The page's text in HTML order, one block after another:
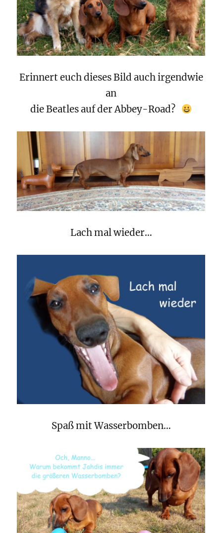
Erinnert euch dieses Bild auch irgendwie
an
die Beatles auf der Abbey-Road?
Lach mal wieder…
Spaß mit Wasserbomben…